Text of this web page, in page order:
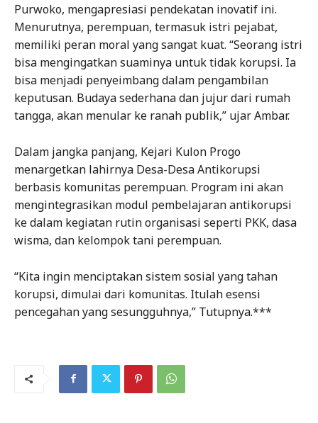
Purwoko, mengapresiasi pendekatan inovatif ini.
Menurutnya, perempuan, termasuk istri pejabat,
memiliki peran moral yang sangat kuat. “Seorang istri
bisa mengingatkan suaminya untuk tidak korupsi. Ia
bisa menjadi penyeimbang dalam pengambilan
keputusan. Budaya sederhana dan jujur dari rumah
tangga, akan menular ke ranah publik,” ujar Ambar.
Dalam jangka panjang, Kejari Kulon Progo
menargetkan lahirnya Desa-Desa Antikorupsi
berbasis komunitas perempuan. Program ini akan
mengintegrasikan modul pembelajaran antikorupsi
ke dalam kegiatan rutin organisasi seperti PKK, dasa
wisma, dan kelompok tani perempuan.
“Kita ingin menciptakan sistem sosial yang tahan
korupsi, dimulai dari komunitas. Itulah esensi
pencegahan yang sesungguhnya,” Tutupnya.***